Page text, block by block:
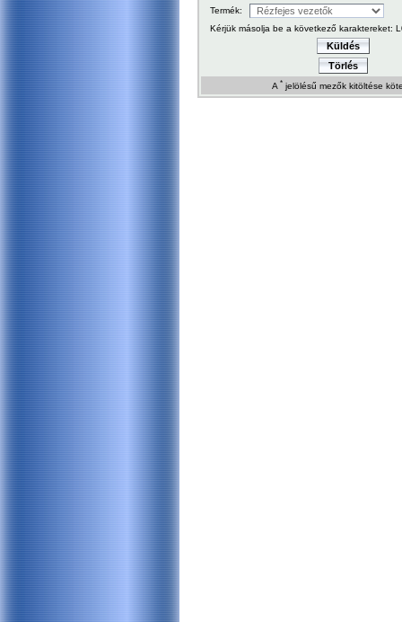
Termék:
Kérjük másolja be a következő karaktereket:
Küldés
Törlés
A *jelölésű mezők kitöltése